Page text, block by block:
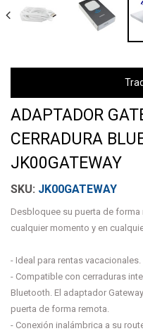
ADAPTADOR
CERRADURA
JK00GATEWAY
JK00GATEWAY
Desbloquee su puerta de
cualquier momento y en
- Ideal para rentas vacacionales.
- Compatible con cerraduras
Bluetooth. El adaptador
puerta de forma remota.
- Conexión inalámbrica a su